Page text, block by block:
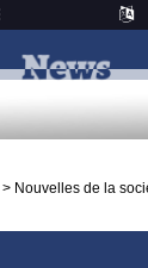
> Nouvelles de la